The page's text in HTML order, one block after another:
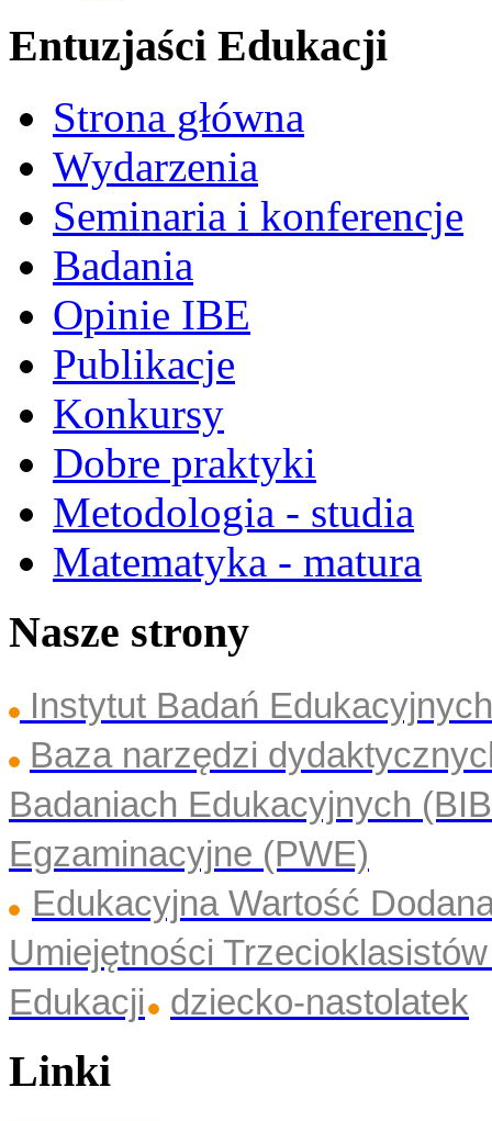
Entuzjaści Edukacji
Strona główna
Wydarzenia
Seminaria i konferencje
Badania
Opinie IBE
Publikacje
Konkursy
Dobre praktyki
Metodologia - studia
Matematyka - matura
Nasze strony
Instytut Badań
Baza narzędzi
Badaniach Edukacyjnych
Egzaminacyjne (PWE)
Edukacyjna Wartość
Umiejętności
Edukacji
dziecko-nastolatek
Linki